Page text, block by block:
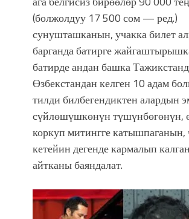
(болжолдуу 17 500 сом — ред.)
сунушташканын, учакка билет
барганда батирге
батирде андан башка
Өзбекстандан келген 10 адам
тилди билбегендиктен алардын
сүйлөшүшкөнүн түшүнбөгөнүн,
коркуп митингге
кетейин дегенде кармалып
айтканы баяндалат.